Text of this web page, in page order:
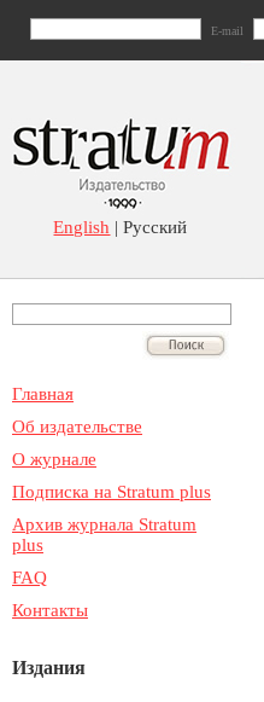
E-mail
English | Русский
Главная
Об издательстве
О журнале
Подписка на Stratum plus
Архив журнала Stratum
plus
FAQ
Контакты
Издания